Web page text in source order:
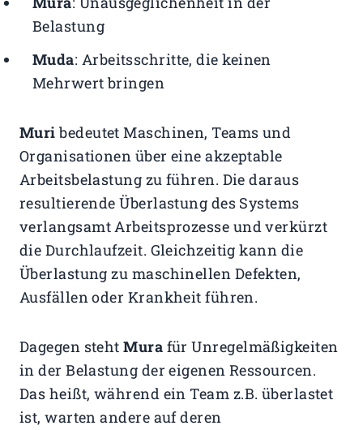
Belastung
Muda: Arbeitsschritte, die keinen
Mehrwert bringen
Muri bedeutet Maschinen, Teams und
Organisationen über eine akzeptable
Arbeitsbelastung zu führen. Die daraus
resultierende Überlastung des Systems
verlangsamt Arbeitsprozesse und verkürzt
die Durchlaufzeit. Gleichzeitig kann die
Überlastung zu maschinellen Defekten,
Ausfällen oder Krankheit führen.
Dagegen stehtMura für Unregelmäßigkeiten
in der Belastung der eigenen Ressourcen.
Das heißt, während ein Team z.B. überlastet
ist, warten andere auf deren